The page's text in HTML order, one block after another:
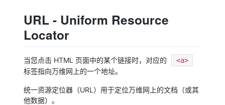
URL - Uniform Resource
Locator
当您点击 HTML 页面中的某个链接时，对应的 <a>
标签指向万维网上的一个地址。
统一资源定位器（URL）用于定位万维网上的文档（或其
他数据）。